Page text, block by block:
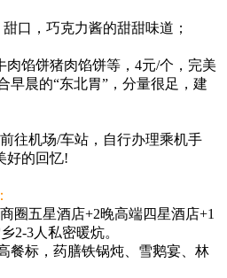
口，巧克力酱的甜甜味道；
馅饼猪肉馅饼等，4元/个，完美
早晨的“东北胃”，分量很足，建
往机场/车站，自行办理乘机手
好的回忆!
圈五星酒店+2晚高端四星酒店+1
2-3人私密暖炕。
餐标，药膳铁锅炖、雪鹅宴、林